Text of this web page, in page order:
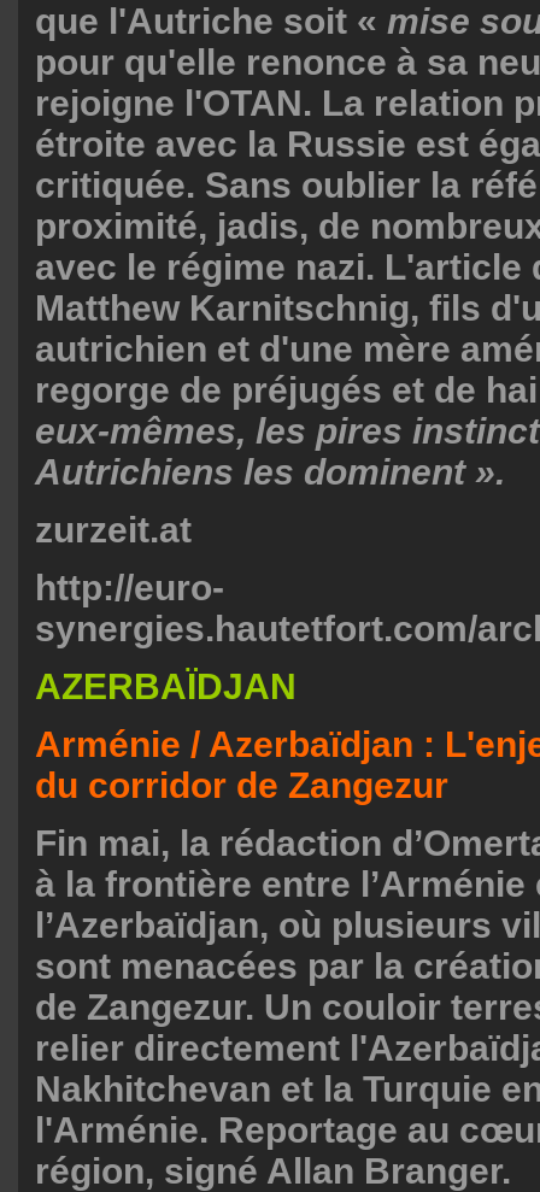
que l'Autriche soit « mise
pour qu'elle renonce à sa
rejoigne l'OTAN. La relation
étroite avec la Russie est
critiquée. Sans oublier la
proximité, jadis, de
avec le régime nazi. L'article
Matthew Karnitschnig, fils
autrichien et d'une mère
regorge de préjugés et de
eux-mêmes, les pires
Autrichiens les dominent ».
zurzeit.at
http://euro-
synergies.hautetfort.com/
AZERBAÏDJAN
Arménie / Azerbaïdjan :
du corridor de Zangezur
Fin mai, la rédaction
à la frontière entre l’Arménie
l’Azerbaïdjan, où plusieurs
sont menacées par la
de Zangezur. Un couloir
relier directement
Nakhitchevan et la Turquie
l'Arménie. Reportage au
région, signé Allan Branger.